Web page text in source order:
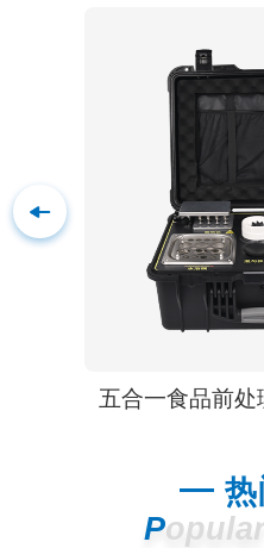
五合一食品前